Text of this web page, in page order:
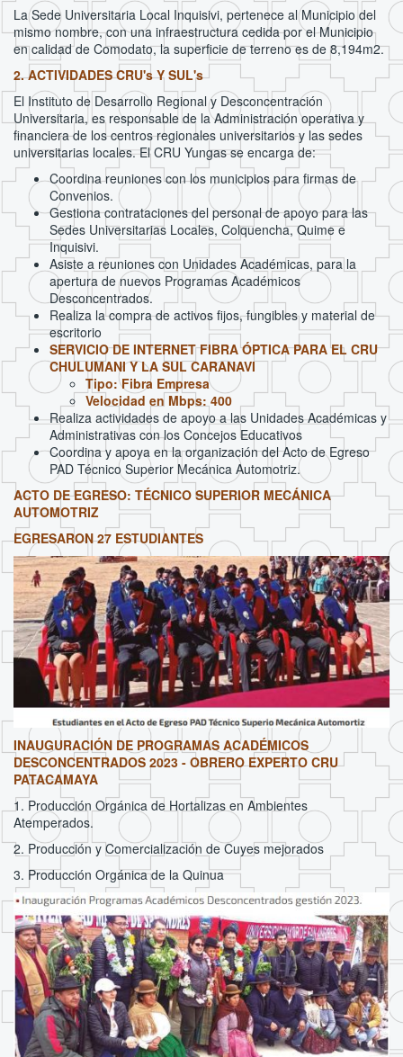
La Sede Universitaria Local Inquisivi, pertenece al Municipio del
mismo nombre, con una infraestructura cedida por el Municipio
en calidad de Comodato, la superficie de terreno es de 8,194m2.
2. ACTIVIDADES CRU's Y SUL's
El Instituto de Desarrollo Regional y Desconcentración
Universitaria, es responsable de la Administración operativa y
financiera de los centros regionales universitarios y las sedes
universitarias locales. El CRU Yungas se encarga de:
Coordina reuniones con los municipios para firmas de
Convenios.
Gestiona contrataciones del personal de apoyo para las
Sedes Universitarias Locales, Colquencha, Quime e
Inquisivi.
Asiste a reuniones con Unidades Académicas, para la
apertura de nuevos Programas Académicos
Desconcentrados.
Realiza la compra de activos fijos, fungibles y material de
escritorio
SERVICIO DE INTERNET FIBRA ÓPTICA PARA EL CRU
CHULUMANI Y LA SUL CARANAVI
Tipo: Fibra Empresa
Velocidad en Mbps: 400
Realiza actividades de apoyo a las Unidades Académicas y
Administrativas con los Concejos Educativos
Coordina y apoya en la organización del Acto de Egreso
PAD Técnico Superior Mecánica Automotriz.
ACTO DE EGRESO: TÉCNICO SUPERIOR MECÁNICA
AUTOMOTRIZ
EGRESARON 27 ESTUDIANTES
INAUGURACIÓN DE PROGRAMAS ACADÉMICOS
DESCONCENTRADOS 2023 - OBRERO EXPERTO CRU
PATACAMAYA
1. Producción Orgánica de Hortalizas en Ambientes
Atemperados.
2. Producción y Comercialización de Cuyes mejorados
3. Producción Orgánica de la Quinua